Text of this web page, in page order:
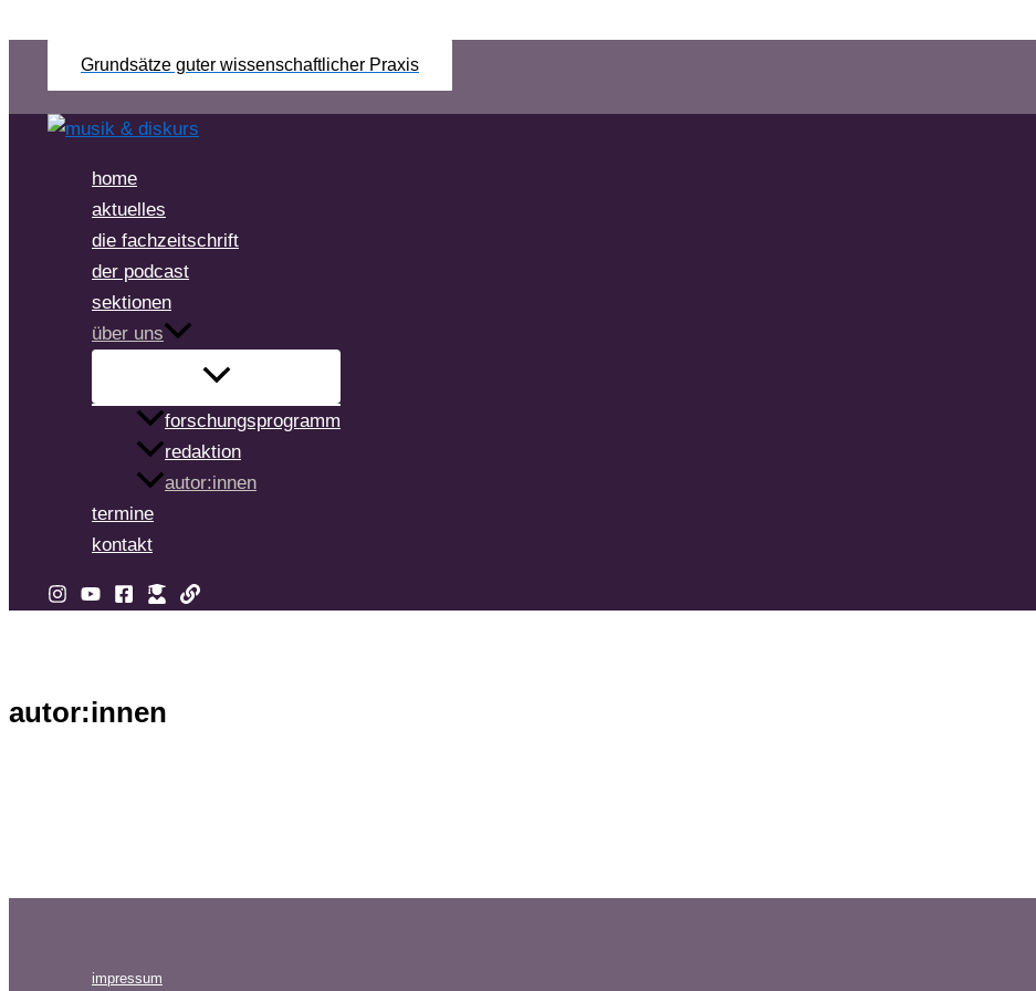
Inhalt
springen
Grundsätze guter wissenschaftlicher Praxis
home
aktuelles
die fachzeitschrift
der podcast
sektionen
über uns
forschungsprogramm
redaktion
autor:innen
termine
kontakt
autor:innen
impressum